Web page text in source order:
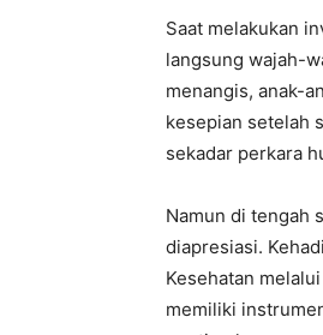
‎Saat melakukan
langsung wajah-
menangis, anak-
kesepian setelah
sekadar perkara
‎Namun di tengah
diapresiasi.
Kesehatan
memiliki